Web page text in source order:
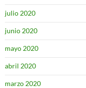
julio 2020
junio 2020
mayo 2020
abril 2020
marzo 2020